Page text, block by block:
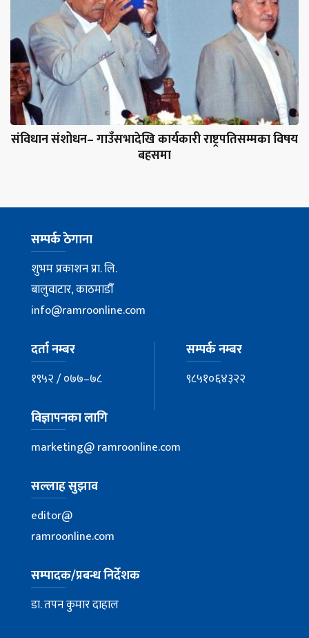
संविधान संशोधन– गाउँसभादेखि कार्यकारी राष्ट्रपतिसम्मका विषय
बहसमा
सम्पर्क ठेगाना
शुभम प्रकाशन प्रा. लि.
बालुवाटार, काठमाडौँ
info@ramroonline.com
दर्ता नम्बर
१९५२ / ०७७–७८
सम्पर्क नम्बर
९८५१०६४३२२
विज्ञापनका लागि
marketing@ ramroonline.com
सल्लाह सुझाव
editor@
ramroonline.com
सम्पादक/प्रबन्ध निर्देशक
डा. तपन कुमार दाहाल